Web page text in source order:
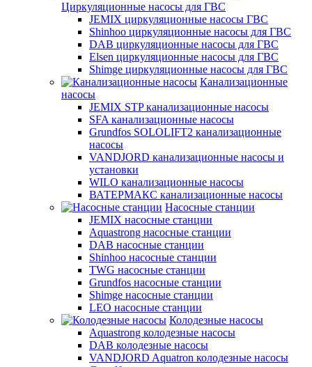
Циркуляционные насосы для ГВС
JEMIX циркуляционные насосы ГВС
Shinhoo циркуляционные насосы для ГВС
DAB циркуляционные насосы для ГВС
Elsen циркуляционные насосы для ГВС
Shimge циркуляционные насосы для ГВС
Канализационные
насосы
JEMIX STP канализационные насосы
SFA канализационные насосы
Grundfos SOLOLIFT2 канализационные
насосы
VANDJORD канализационные насосы и
установки
WILO канализационные насосы
ВАТЕРМАКС канализационные насосы
Насосные станции
JEMIX насосные станции
Aquastrong насосные станции
DAB насосные станции
Shinhoo насосные станции
TWG насосные станции
Grundfos насосные станции
Shimge насосные станции
LEO насосные станции
Колодезные насосы
Aquastrong колодезные насосы
DAB колодезные насосы
VANDJORD Aquatron колодезные насосы